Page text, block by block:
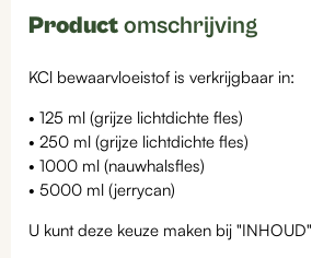
Product omschrijving
KCl bewaarvloeistof is verkrijgbaar in:
• 125 ml (grijze lichtdichte fles)
• 250 ml (grijze lichtdichte fles)
• 1000 ml (nauwhalsfles)
• 5000 ml (jerrycan)
U kunt deze keuze maken bij "INHOUD"